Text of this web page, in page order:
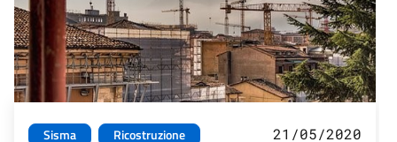
Sisma Ricostruzione 21/05/2020